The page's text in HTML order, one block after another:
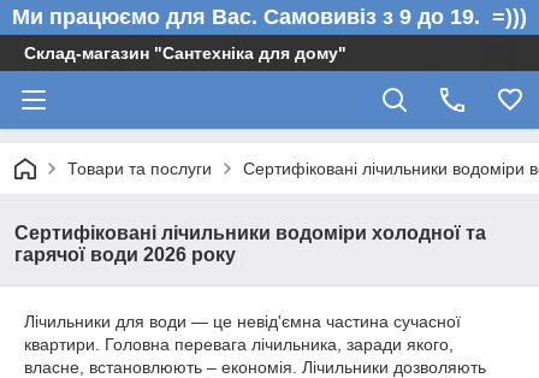
Ми працюємо для Вас. Самовивіз з 9 до 19. =)))
Склад-магазин "Сантехніка для дому"
Товари та послуги Сертифіковані лічильники
Сертифіковані лічильники водоміри холодної та
гарячої води 2026 року
Лічильники для води ― це невід'ємна частина сучасної
квартири. Головна перевага лічильника, заради якого,
власне, встановлюють – економія. Лічильники дозволяють